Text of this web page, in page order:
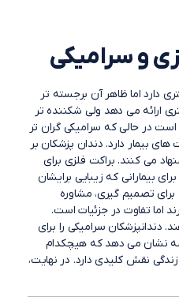
و سرامیکی
دارد اما ظاهر آن برجسته تر
ارائه می دهد ولی شکننده تر
در حالی که سرامیکی گران تر
بیمار دارد. دندان پزشکان بر
می کنند. براکت فلزی برای
بیمارانی که زیبایی برایشان
تصمیم گیری، مشاوره
اما تفاوت در جزئیات است.
دندانپزشکان سرامیکی را برای
نشان می دهد که هیچکدام
نقش کلیدی دارد. در نهایت،